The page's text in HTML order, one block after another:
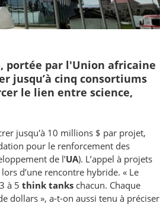
portée par l'Union africaine
jusqu’à cinq consortiums
le lien entre science,
jusqu'à 10 millions $ par projet,
pour le renforcement des
de l’UA). L’appel à projets
lors d’une rencontre hybride. « Le
à 5 think tanks chacun. Chaque
dollars », a-t-on aussi tenu à préciser